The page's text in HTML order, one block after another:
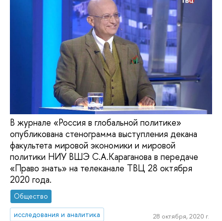
В журнале «Россия в глобальной политике»
опубликована стенограмма выступления декана
факультета мировой экономики и мировой
политики НИУ ВШЭ С.А.Караганова в передаче
«Право знать» на телеканале ТВЦ 28 октября
2020 года.
Общество
исследования и аналитика
28 октября, 2020 г.